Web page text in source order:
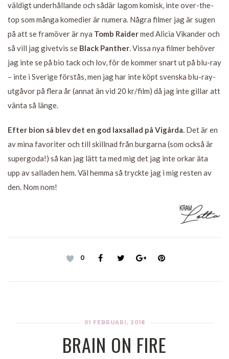
väldigt underhållande och sådär lagom komisk, inte over-the-
top som många komedier är numera. Några filmer jag är sugen
på att se framöver är nya Tomb Raidermed Alicia Vikander och
så vill jag givetvis se Black Panther. Vissa nya filmer behöver
jag inte se på bio tack och lov, för de kommer snart ut på blu-ray
– inte i Sverige förstås, men jag har inte köpt svenska blu-ray-
utgåvor på flera år (annat än vid 20 kr/film) då jag inte gillar att
vänta så länge.
Efter bion så blev det en god laxsallad på Vigårda. Det är en
av mina favoriter och till skillnad från burgarna (som också är
supergoda!) så kan jag lätt ta med mig det jag inte orkar äta
upp av salladen hem. Väl hemma så tryckte jag i mig resten av
den. Nom nom!
0
01 FEBRUARI, 2018
BRAIN ON FIRE